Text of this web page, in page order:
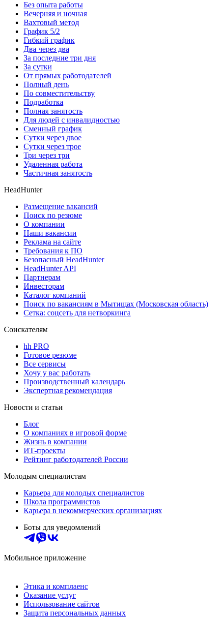
Без опыта работы
Вечерняя и ночная
Вахтовый метод
График 5/2
Гибкий график
Два через два
За последние три дня
За сутки
От прямых работодателей
Полный день
По совместительству
Подработка
Полная занятость
Для людей с инвалидностью
Сменный график
Сутки через двое
Сутки через трое
Три через три
Удаленная работа
Частичная занятость
HeadHunter
Размещение вакансий
Поиск по резюме
О компании
Наши вакансии
Реклама на сайте
Требования к ПО
Безопасный HeadHunter
HeadHunter API
Партнерам
Инвесторам
Каталог компаний
Поиск по вакансиям в Мытищах (Московская область)
Сетка: соцсеть для нетворкинга
Соискателям
hh PRO
Готовое резюме
Все сервисы
Хочу у вас работать
Производственный календарь
Экспертная рекомендация
Новости и статьи
Блог
О компаниях в игровой форме
Жизнь в компании
ИТ-проекты
Рейтинг работодателей России
Молодым специалистам
Карьера для молодых специалистов
Школа программистов
Карьера в некоммерческих организациях
Боты для уведомлений
Мобильное приложение
Этика и комплаенс
Оказание услуг
Использование сайтов
Защита персональных данных